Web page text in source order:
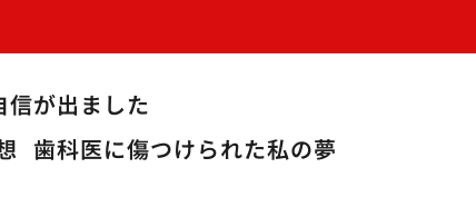
信が出ました
歯科医に傷つけられた私の夢